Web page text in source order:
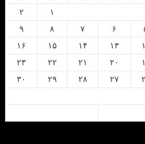
۱
۲
۶ ۷ ۸
۹
۱۳ ۱۴ ۱۵
۱۶
۲۰ ۲۱ ۲۲
۲۳
۲۷ ۲۸ ۲۹
۳۰